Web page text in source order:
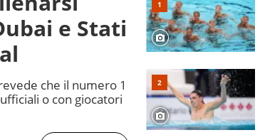
e Stati
che il numero 1
o con giocatori